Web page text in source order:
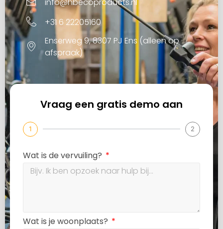
+31 6 22205160
Enserweg 9, 8307 PJ Ens (alleen op
afspraak)
Vraag een gratis demo aan
1 2
Wat is de vervuiling?
Wat is je woonplaats?